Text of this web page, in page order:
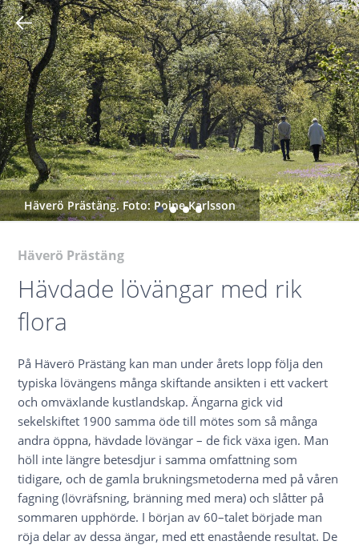
Häverö Prästäng. Foto: Roine Karlsson
Häverö Prästäng
Hävdade lövängar med rik
flora
På Häverö Prästäng kan man under årets lopp följa den
typiska lövängens många skiftande ansikten i ett vackert
och omväxlande kustlandskap. Ängarna gick vid
sekelskiftet 1900 samma öde till mötes som så många
andra öppna, hävdade lövängar – de fick växa igen. Man
höll inte längre betesdjur i samma omfattning som
tidigare, och de gamla brukningsmetoderna med på våren
fagning (lövräfsning, bränning med mera) och slåtter på
sommaren upphörde. I början av 60–talet började man
röja delar av dessa ängar, med ett enastående resultat. De